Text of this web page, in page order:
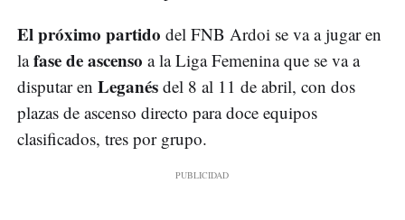
El próximo partido del FNB Ardoi se va a jugar en
lafase de ascenso a la Liga Femenina que se va a
disputar en Leganés del 8 al 11 de abril, con dos
plazas de ascenso directo para doce equipos
clasificados, tres por grupo.